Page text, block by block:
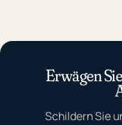
Erwägen
Schildern Sie